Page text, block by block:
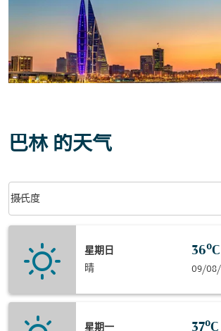
巴林 的天气
Weather unit option 摄氏度 Selected
摄氏度
keyboard_arrow_down
星期日
晴
36°C
09/
星期一 37°C